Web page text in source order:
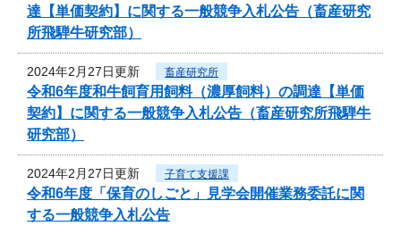
達【単価契約】に関する一般競争入札公告（畜産研究
所飛騨牛研究部）
2024年2月27日更新 畜産研究所
令和6年度和牛飼育用飼料（濃厚飼料）の調達【単価
契約】に関する一般競争入札公告（畜産研究所飛騨牛
研究部）
2024年2月27日更新 子育て支援課
令和6年度「保育のしごと」見学会開催業務委託に関
する一般競争入札公告